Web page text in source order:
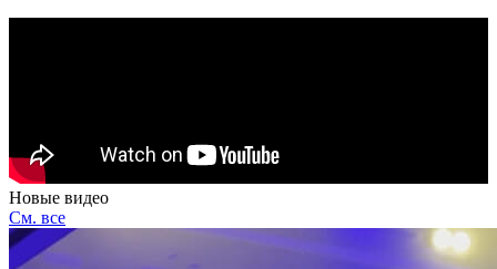
Новые видео
См. все